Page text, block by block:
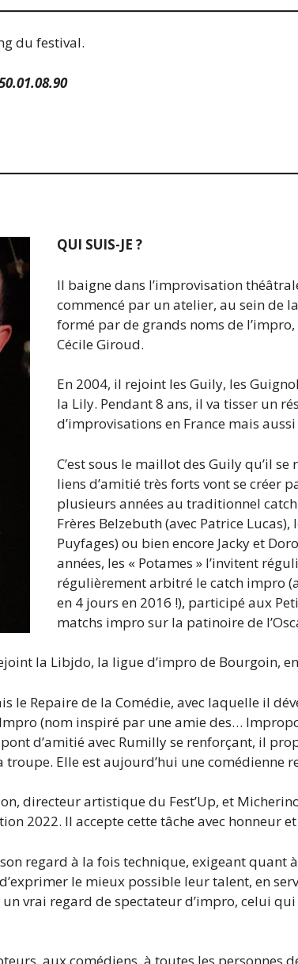
du festival.
QUI SUIS-JE ?
Il baigne dans l’improvisation
commencé par un atelier, au sein de
formé par de grands noms de
Cécile Giroud.
En 2004, il rejoint les Guily, les
la Lily. Pendant 8 ans, il va tisser un
d’improvisations en France mais
C’est sous le maillot des Guily qu’il
liens d’amitié très forts vont se créer
plusieurs années au traditionnel
Frères Belzebuth (avec Patrice
Puyfages) ou bien encore Jacky et
années, les « Potames » l’invitent
régulièrement arbitré le catch impro
en 4 jours en 2016 !), participé aux
matchs impro sur la patinoire de
la Libjdo, la ligue d’impro de Bourgoin,
le Repaire de la Comédie, avec laquelle il
(nom inspiré par une amie des…
d’amitié avec Rumilly se renforçant, il
Elle est aujourd’hui une comédienne
directeur artistique du Fest’Up, et
2022. Il accepte cette tâche avec honneur
regard à la fois technique, exigeant quant
le mieux possible leur talent, en
vrai regard de spectateur d’impro, celui